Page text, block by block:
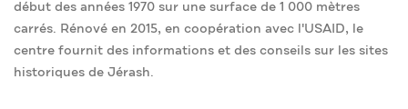
début des années 1970 sur une surface de 1 000 mètres
carrés. Rénové en 2015, en coopération avec l'USAID, le
centre fournit des informations et des conseils sur les sites
historiques de Jérash.